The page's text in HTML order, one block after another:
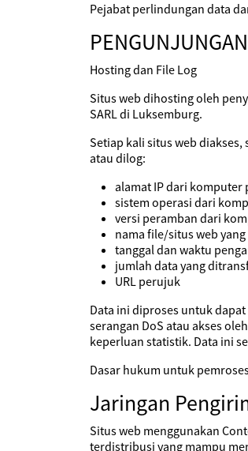
Pejabat perlindungan data
Hosting dan File Log
Situs web dihosting oleh
SARL di Luksemburg.
Setiap kali situs web
atau dilog:
alamat IP dari komputer
sistem operasi dari
versi peramban dari
nama file/situs web
tanggal dan waktu
jumlah data yang
URL perujuk
Data ini diproses untuk
serangan DoS atau akses
keperluan statistik. Data ini
Dasar hukum untuk
Jaringan
Situs web menggunakan
terdistribusi yang mampu